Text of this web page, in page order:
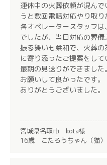
連休中の火葬依頼が混ん
うと数回電話対応やり取り
各オペレータースタッフ
でしたが、当日対応の葬
振る舞いも柔和で、火葬
に寄り添ったご提案をし
最期の見送りができました。
お願いして良かったです。
ありがとうございました。
宮城県名取市 kota様
16歳 こたろうちゃん（猫）